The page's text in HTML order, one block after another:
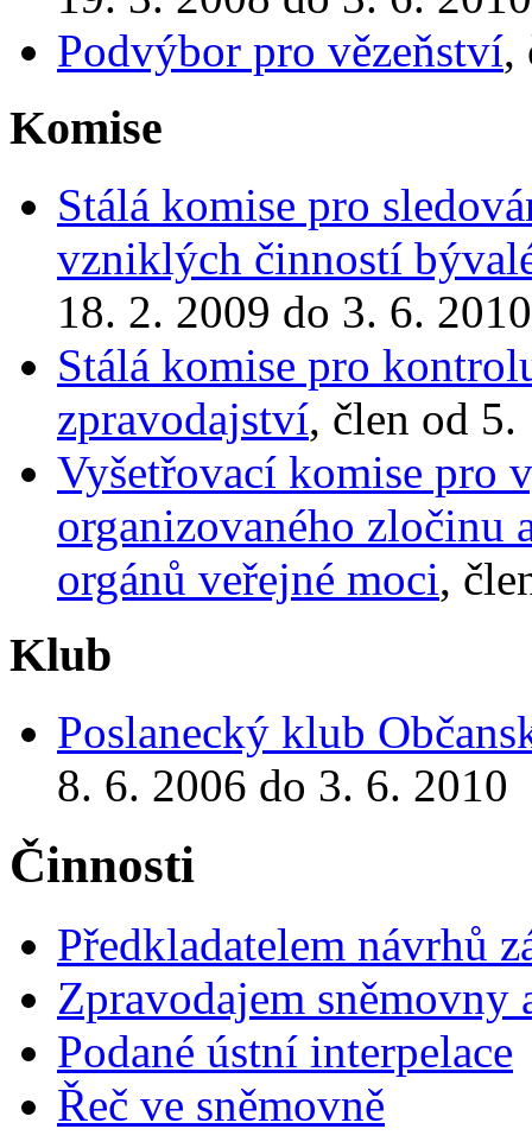
Podvýbor pro vězeňství,
Komise
Stálá komise pro
vzniklých činností
18. 2. 2009 do 3. 6. 2010
Stálá komise pro
zpravodajství, člen od
Vyšetřovací komise pro
organizovaného zločinu
orgánů veřejné moci,
Klub
Poslanecký klub
8. 6. 2006 do 3. 6. 2010
Činnosti
Předkladatelem návrhů
Zpravodajem
Podané ústní interpelace
Řeč ve sněmovně